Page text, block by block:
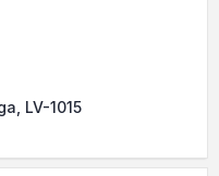
LV-1015